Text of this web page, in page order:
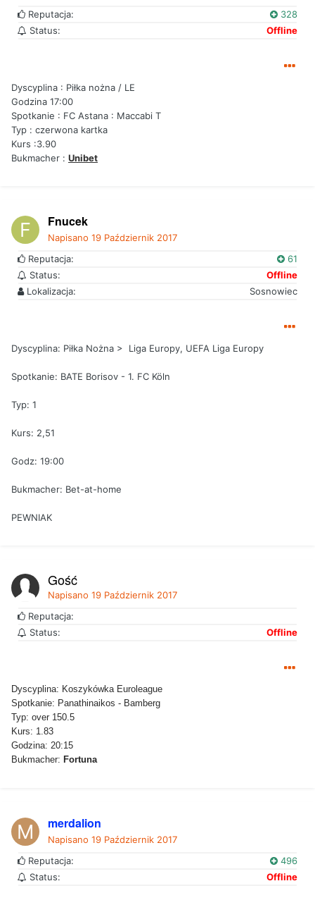
Reputacja:
328
Status:
Offline
Dyscyplina : Piłka nożna / LE
Godzina 17:00
Spotkanie : FC Astana : Maccabi T
Typ : czerwona kartka
Kurs :3.90
Bukmacher : Unibet
Fnucek
Napisano 19 Październik 2017
Reputacja:
61
Status:
Offline
Lokalizacja:
Sosnowiec
Dyscyplina: Piłka Nożna > Liga Europy, UEFA Liga Europy
Spotkanie: BATE Borisov - 1. FC Köln
Typ: 1
Kurs: 2,51
Godz: 19:00
Bukmacher: Bet-at-home
PEWNIAK
Gość
Napisano 19 Październik 2017
Reputacja:
Status:
Offline
Dyscyplina: Koszykówka Euroleague
Spotkanie: Panathinaikos - Bamberg
Typ: over 150.5
Kurs: 1.83
Godzina: 20:15
Bukmacher: Fortuna
merdalion
Napisano 19 Październik 2017
Reputacja:
496
Status:
Offline